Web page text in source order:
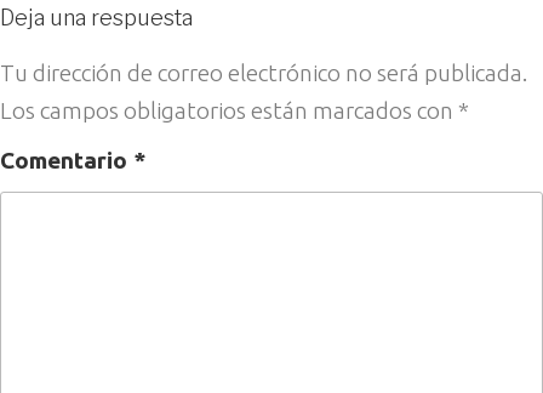
Deja una respuesta
Tu dirección de correo electrónico no será publicada.
Los campos obligatorios están marcados con *
Comentario *